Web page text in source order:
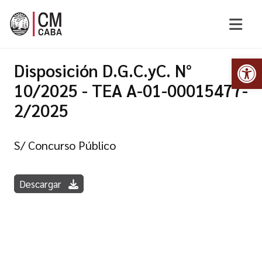
Disposición D.G.C.yC. N°
10/2025 - TEA A-01-00015477-
2/2025
S/ Concurso Público
Descargar